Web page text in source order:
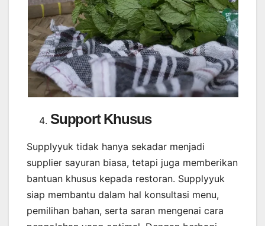
Support Khusus
Supplyyuk tidak hanya sekadar menjadi
supplier sayuran biasa, tetapi juga memberikan
bantuan khusus kepada restoran. Supplyyuk
siap membantu dalam hal konsultasi menu,
pemilihan bahan, serta saran mengenai cara